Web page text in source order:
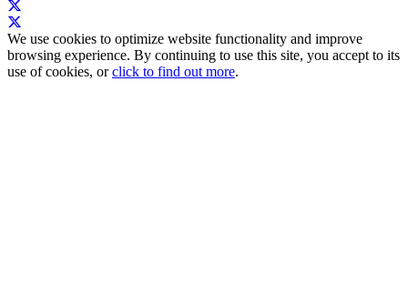
We use cookies to optimize website functionality and improve
browsing experience. By continuing to use this site, you accept to its
use of cookies, orclick to find out more.